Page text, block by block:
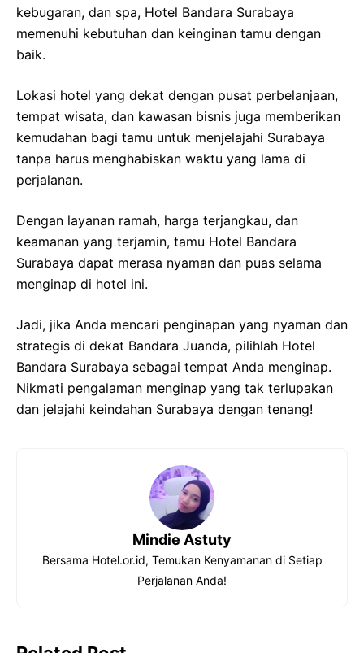
kebugaran, dan spa, Hotel Bandara Surabaya
memenuhi kebutuhan dan keinginan tamu dengan
baik.
Lokasi hotel yang dekat dengan pusat perbelanjaan,
tempat wisata, dan kawasan bisnis juga memberikan
kemudahan bagi tamu untuk menjelajahi Surabaya
tanpa harus menghabiskan waktu yang lama di
perjalanan.
Dengan layanan ramah, harga terjangkau, dan
keamanan yang terjamin, tamu Hotel Bandara
Surabaya dapat merasa nyaman dan puas selama
menginap di hotel ini.
Jadi, jika Anda mencari penginapan yang nyaman dan
strategis di dekat Bandara Juanda, pilihlah Hotel
Bandara Surabaya sebagai tempat Anda menginap.
Nikmati pengalaman menginap yang tak terlupakan
dan jelajahi keindahan Surabaya dengan tenang!
Mindie Astuty
Bersama Hotel.or.id, Temukan Kenyamanan di Setiap
Perjalanan Anda!